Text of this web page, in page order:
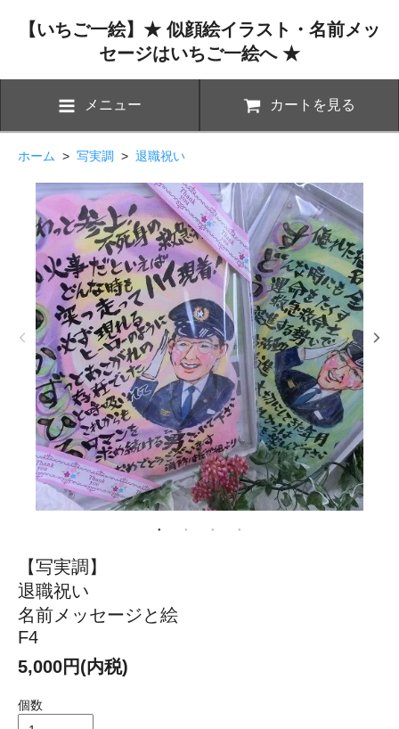
【いちご一絵】★ 似顔絵イラスト・名前メッ
セージはいちご一絵へ ★
メニュー カートを見る
ホーム > 写実調 > 退職祝い
【写実調】
退職祝い
名前メッセージと絵
F4
5,000円(内税)
個数